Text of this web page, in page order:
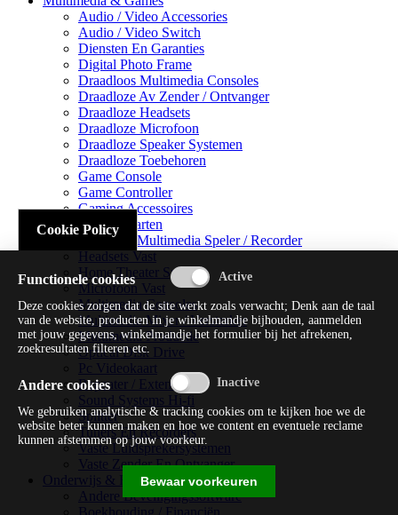
Audio / Video Accessories
Audio / Video Switch
Diensten En Garanties
Digital Photo Frame
Draadloos Multimedia Consoles
Draadloze Av Zender / Ontvanger
Draadloze Headsets
Draadloze Microfoon
Draadloze Speaker Systemen
Draadloze Toebehoren
Game Console
Game Controller
Gaming Accessoires
Geluidskaarten
Handheld Multimedia Speler / Recorder
Headsets Vast
Home Theater Systems
Microfoon Vast
Multimedia Consoles
Multimedia Mixer / Versterker
Multimedia Productie
Optical Disk Drive
Pc Videokaart
Repeater / Extender
Sound Systems Hi-fi
Splitter
Tuners En Recorders
Vaste Luidsprekersystemen
Vaste Zender En Ontvanger
Onderwijs & Recreatie
Andere Beveiligingssoftware
Cookie Policy
Functionele cookies
Deze cookies zorgen dat de site werkt zoals verwacht; Denk aan de taal
van de website, producten in je winkelmandje bijhouden, aanmelden
met jouw gegevens, winkelmandje het formulier bij het afrekenen,
zoekresultaten filteren etc.
Andere cookies
We gebruiken analytische & tracking cookies om te kijken hoe we de
website beter kunnen maken en hoe we content en eventuele reclame
kunnen afstemmen op jouw voorkeur.
Bewaar voorkeuren